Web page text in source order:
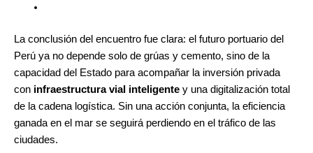
La conclusión del encuentro fue clara: el futuro portuario del
Perú ya no depende solo de grúas y cemento, sino de la
capacidad del Estado para acompañar la inversión privada
con infraestructura vial inteligente y una digitalización total
de la cadena logística. Sin una acción conjunta, la eficiencia
ganada en el mar se seguirá perdiendo en el tráfico de las
ciudades.